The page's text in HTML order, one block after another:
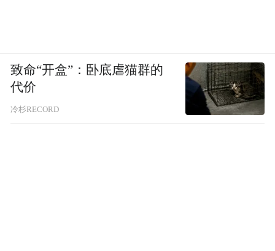
布，本平台仅提供信息存储空间服务。
Notice: The content above (including the videos,
pictures and audios if any) is uploaded and posted
by the user of Dafeng Hao, which is a social media
致命“开盒”：卧底虐猫群的
代价
冷杉RECORD